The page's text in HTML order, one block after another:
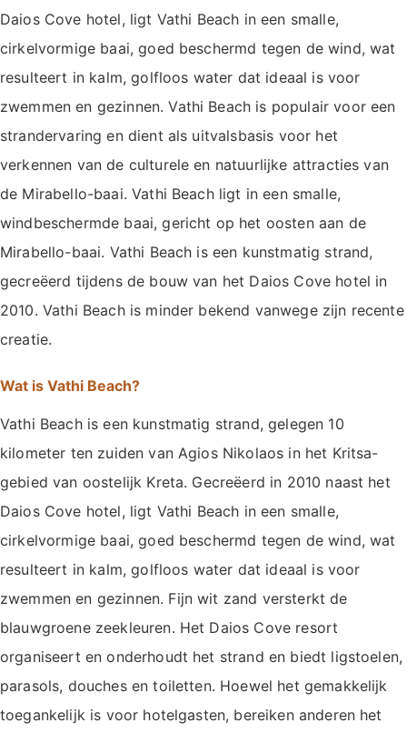
Daios Cove hotel, ligt Vathi Beach in een smalle,
cirkelvormige baai, goed beschermd tegen de wind, wat
resulteert in kalm, golfloos water dat ideaal is voor
zwemmen en gezinnen. Vathi Beach is populair voor een
strandervaring en dient als uitvalsbasis voor het
verkennen van de culturele en natuurlijke attracties van
de Mirabello-baai. Vathi Beach ligt in een smalle,
windbeschermde baai, gericht op het oosten aan de
Mirabello-baai. Vathi Beach is een kunstmatig strand,
gecreëerd tijdens de bouw van het Daios Cove hotel in
2010. Vathi Beach is minder bekend vanwege zijn recente
creatie.
Wat is Vathi Beach?
Vathi Beach is een kunstmatig strand, gelegen 10
kilometer ten zuiden van Agios Nikolaos in het Kritsa-
gebied van oostelijk Kreta. Gecreëerd in 2010 naast het
Daios Cove hotel, ligt Vathi Beach in een smalle,
cirkelvormige baai, goed beschermd tegen de wind, wat
resulteert in kalm, golfloos water dat ideaal is voor
zwemmen en gezinnen. Fijn wit zand versterkt de
blauwgroene zeekleuren. Het Daios Cove resort
organiseert en onderhoudt het strand en biedt ligstoelen,
parasols, douches en toiletten. Hoewel het gemakkelijk
toegankelijk is voor hotelgasten, bereiken anderen het